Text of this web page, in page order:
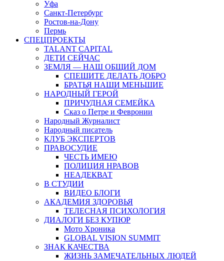
Уфа
Санкт-Петербург
Ростов-на-Дону
Пермь
СПЕЦПРОЕКТЫ
TALANT CAPITAL
ДЕТИ СЕЙЧАС
ЗЕМЛЯ — НАШ ОБЩИЙ ДОМ
СПЕШИТЕ ДЕЛАТЬ ДОБРО
БРАТЬЯ НАШИ МЕНЬШИЕ
НАРОДНЫЙ ГЕРОЙ
ПРИЧУДНАЯ СЕМЕЙКА
Сказ о Петре и Февронии
Народный Журналист
Народный писатель
КЛУБ ЭКСПЕРТОВ
ПРАВОСУДИЕ
ЧЕСТЬ ИМЕЮ
ПОЛИЦИЯ НРАВОВ
НЕАДЕКВАТ
В СТУДИИ
ВИДЕО БЛОГИ
АКАДЕМИЯ ЗДОРОВЬЯ
ТЕЛЕСНАЯ ПСИХОЛОГИЯ
ДИАЛОГИ БЕЗ КУПЮР
Мото Хроника
GLOBAL VISION SUMMIT
ЗНАК КАЧЕСТВА
ЖИЗНЬ ЗАМЕЧАТЕЛЬНЫХ ЛЮДЕЙ